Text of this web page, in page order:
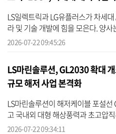
LS일렉트릭과 LG유플러스가 차세
라 및 기술 개발에 힘을 모은다. 양
타워에서 ‘AI 데이터센터 전력 인프
2026-07-22 09:45:26
LS마린솔루션, GL2030 확대
규모 해저 사업 본격화
LS마린솔루션이 해저케이블 포설
고 국내외 대형 해상풍력과 초고압
시공 역량을 강화했다. LS마린솔루
2026-07-22 09:34:11